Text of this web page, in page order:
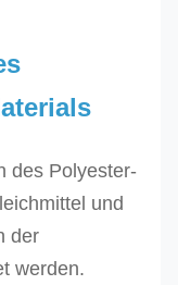
des Polyester-
und
der
werden.